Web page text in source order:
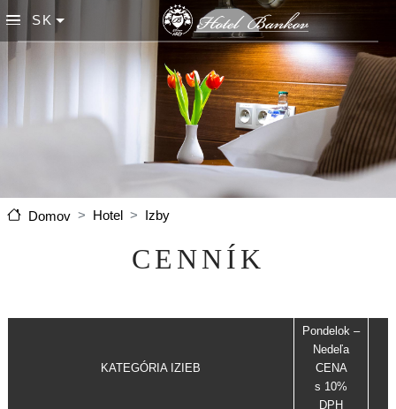
Skočiť na hlavný obsah
SK List additional actions
Domov Hotel Izby
CENNÍK
KATEGÓRIA IZIEB
Pondelok –
Nedeľa
CENA
s 10%
DPH